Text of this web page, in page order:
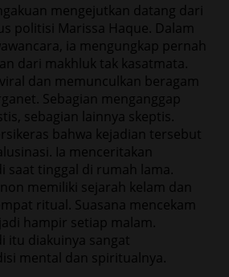
mengejutkan datang dari
politisi Marissa Haque. Dalam
ia mengungkap pernah
dari makhluk tak kasatmata.
dan memunculkan beragam
Sebagian menganggap
sebagian lainnya skeptis.
bahwa kejadian tersebut
Ia menceritakan
saat tinggal di rumah lama.
memiliki sejarah kelam dan
ritual. Suasana mencekam
hampir setiap malam.
itu diakuinya sangat
mental dan spiritualnya.